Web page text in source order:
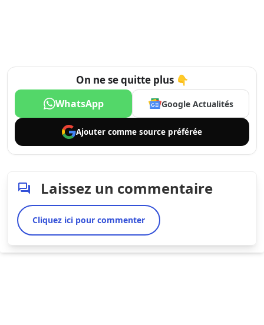
On ne se quitte plus 👇
WhatsApp Google Actualités
Ajouter comme source préférée
Laissez un commentaire
Cliquez ici pour commenter